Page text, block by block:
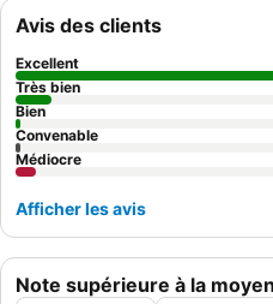
séjour vraiment paisible,
donnant sur le jardin.
Note supérieure à la
Avis des clients
Excellent
Très bien
Bien
Convenable
Médiocre
Afficher les avis